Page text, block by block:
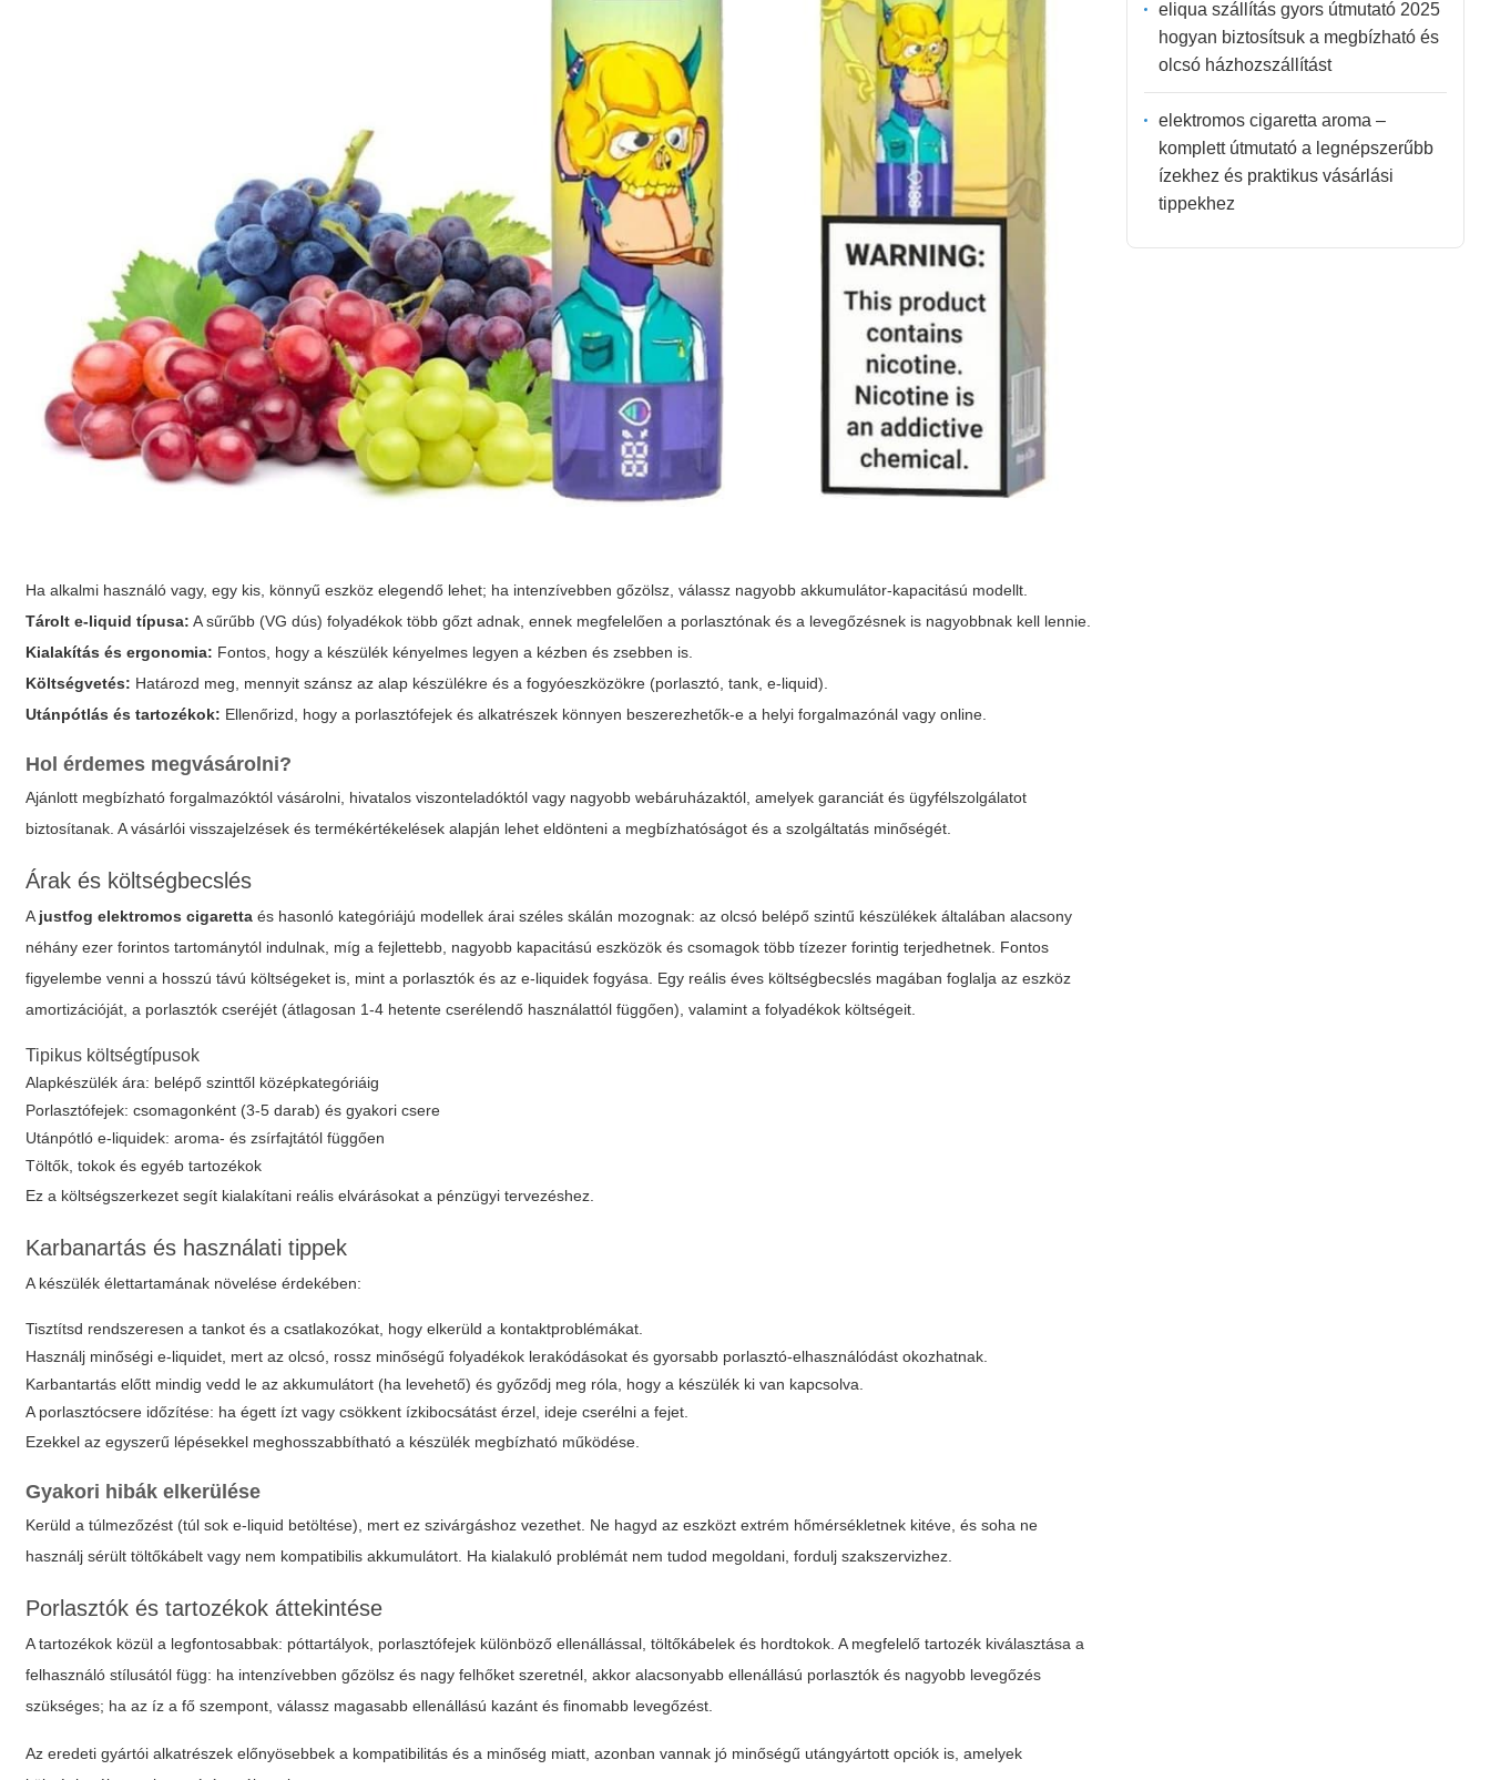
Ha alkalmi használó vagy, egy kis, könnyű eszköz elegendő lehet; ha intenzívebben gőzölsz, válassz nagyobb akkumulátor-kapacitású modellt.
Tárolt e‑liquid típusa: A sűrűbb (VG dús) folyadékok több gőzt adnak, ennek megfelelően a porlasztónak és a levegőzésnek is nagyobbnak kell lennie.
Kialakítás és ergonomia: Fontos, hogy a készülék kényelmes legyen a kézben és zsebben is.
Költségvetés: Határozd meg, mennyit szánsz az alap készülékre és a fogyóeszközökre (porlasztó, tank, e‑liquid).
Utánpótlás és tartozékok: Ellenőrizd, hogy a porlasztófejek és alkatrészek könnyen beszerezhetők-e a helyi forgalmazónál vagy online.
Hol érdemes megvásárolni?
Ajánlott megbízható forgalmazóktól vásárolni, hivatalos viszonteladóktól vagy nagyobb webáruházaktól, amelyek garanciát és ügyfélszolgálatot
biztosítanak. A vásárlói visszajelzések és termékértékelések alapján lehet eldönteni a megbízhatóságot és a szolgáltatás minőségét.
Árak és költségbecslés
Ajustfog elektromos cigaretta és hasonló kategóriájú modellek árai széles skálán mozognak: az olcsó belépő szintű készülékek általában alacsony
néhány ezer forintos tartománytól indulnak, míg a fejlettebb, nagyobb kapacitású eszközök és csomagok több tízezer forintig terjedhetnek. Fontos
figyelembe venni a hosszú távú költségeket is, mint a porlasztók és az e-liquidek fogyása. Egy reális éves költségbecslés magában foglalja az eszköz
amortizációját, a porlasztók cseréjét (átlagosan 1-4 hetente cserélendő használattól függően), valamint a folyadékok költségeit.
Tipikus költségtípusok
Alapkészülék ára: belépő szinttől középkategóriáig
Porlasztófejek: csomagonként (3-5 darab) és gyakori csere
Utánpótló e-liquidek: aroma- és zsírfajtától függően
Töltők, tokok és egyéb tartozékok
Ez a költségszerkezet segít kialakítani reális elvárásokat a pénzügyi tervezéshez.
Karbanartás és használati tippek
A készülék élettartamának növelése érdekében:
Tisztítsd rendszeresen a tankot és a csatlakozókat, hogy elkerüld a kontaktproblémákat.
Használj minőségi e-liquidet, mert az olcsó, rossz minőségű folyadékok lerakódásokat és gyorsabb porlasztó-elhasználódást okozhatnak.
Karbantartás előtt mindig vedd le az akkumulátort (ha levehető) és győződj meg róla, hogy a készülék ki van kapcsolva.
A porlasztócsere időzítése: ha égett ízt vagy csökkent ízkibocsátást érzel, ideje cserélni a fejet.
Ezekkel az egyszerű lépésekkel meghosszabbítható a készülék megbízható működése.
Gyakori hibák elkerülése
Kerüld a túlmezőzést (túl sok e-liquid betöltése), mert ez szivárgáshoz vezethet. Ne hagyd az eszközt extrém hőmérsékletnek kitéve, és soha ne
használj sérült töltőkábelt vagy nem kompatibilis akkumulátort. Ha kialakuló problémát nem tudod megoldani, fordulj szakszervizhez.
Porlasztók és tartozékok áttekintése
A tartozékok közül a legfontosabbak: póttartályok, porlasztófejek különböző ellenállással, töltőkábelek és hordtokok. A megfelelő tartozék kiválasztása a
felhasználó stílusától függ: ha intenzívebben gőzölsz és nagy felhőket szeretnél, akkor alacsonyabb ellenállású porlasztók és nagyobb levegőzés
szükséges; ha az íz a fő szempont, válassz magasabb ellenállású kazánt és finomabb levegőzést.
Az eredeti gyártói alkatrészek előnyösebbek a kompatibilitás és a minőség miatt, azonban vannak jó minőségű utángyártott opciók is, amelyek
eliqua szállítás gyors útmutató 2025
hogyan biztosítsuk a megbízható és
olcsó házhozszállítást
elektromos cigaretta aroma –
komplett útmutató a legnépszerűbb
ízekhez és praktikus vásárlási
tippekhez